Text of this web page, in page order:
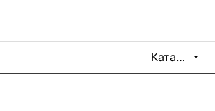
Каталог